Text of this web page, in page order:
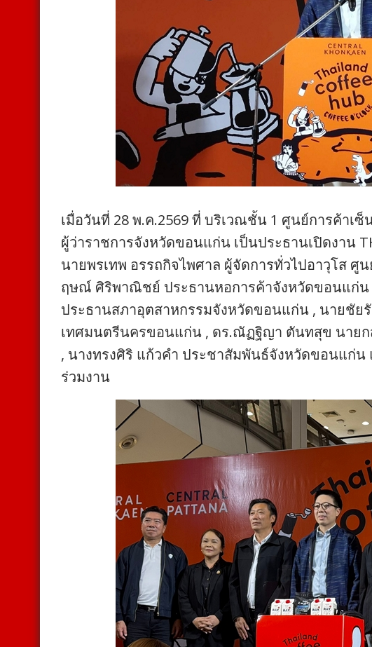
เมื่อวันที่ 28 พ.ค.2569 ที่ บริเวณชั้น 1 ศูนย์การค้า
ผู้ว่าราชการจังหวัดขอนแก่น เป็นประธานเปิดงาน
นายพรเทพ อรรถกิจไพศาล ผู้จัดการทั่วไปอาวุโส
ฤษณ์ ศิริพาณิชย์ ประธานหอการค้าจังหวัดขอนแก่
ประธานสภาอุตสาหกรรมจังหวัดขอนแก่น , นายชัย
เทศมนตรีนครขอนแก่น , ดร.ณัฏฐิญา ตันทสุข นาย
, นางทรงศิริ แก้วคำ ประชาสัมพันธ์จังหวัดขอนแก่
ร่วมงาน